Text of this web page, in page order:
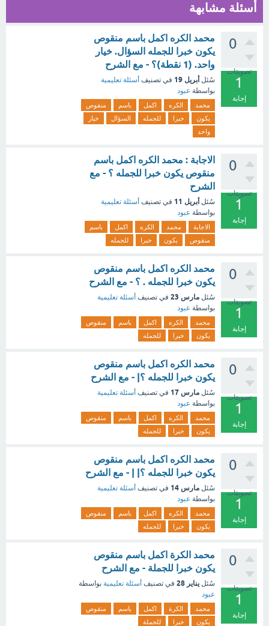
أسئلة مشابهة
0
تصويتات
1
إجابة
محمد الكره اكمل باسم منقوص
يكون خبرا للجمله السؤال. خيار
واحد. (1 نقطة)؟ - مع الشرح
سُئل أبريل 19 في تصنيف أسئلة تعليمية
بواسطة عبود
محمد الكره اكمل باسم
منقوص
يكون
خبرا للجمله السؤال
خيار
واحد
0
تصويتات
1
إجابة
الاجابة : محمد الكره اكمل باسم
منقوص يكون خبرا للجمله ؟ - مع
الشرح
سُئل أبريل 11 في تصنيف أسئلة تعليمية
بواسطة عبود
الاجابة محمد الكره اكمل
باسم
منقوص
يكون خبرا للجمله
0
تصويتات
1
إجابة
محمد الكره اكمل باسم منقوص
يكون خبرا للجمله . ؟ - مع الشرح
سُئل مارس 23 في تصنيف أسئلة تعليمية
بواسطة عبود
محمد الكره اكمل باسم
منقوص
يكون
خبرا للجمله
0
تصويتات
1
إجابة
محمد الكره اكمل باسم منقوص
يكون خبرا للجمله ؟| - مع الشرح
سُئل مارس 17 في تصنيف أسئلة تعليمية
بواسطة عبود
محمد الكره اكمل باسم
منقوص
يكون
خبرا للجمله
0
تصويتات
1
إجابة
محمد الكره اكمل باسم منقوص
يكون خبرا للجمله ؟| | - مع الشرح
سُئل مارس 14 في تصنيف أسئلة تعليمية
بواسطة عبود
محمد الكره اكمل باسم
منقوص
يكون
خبرا للجمله
0
تصويتات
1
إجابة
محمد الكرة اكمل باسم منقوص
يكون خبرا للجملة - مع الشرح
سُئل يناير 28 في تصنيف أسئلة تعليمية بواسطة
عبود
محمد الكرة اكمل باسم
منقوص
يكون
خبرا للجملة